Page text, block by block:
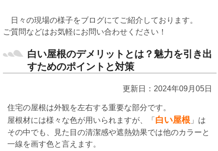
日々の現場の様子をブログにてご紹介しております。
ご質問などはお気軽にお問い合わせください！
白い屋根のデメリットとは？魅力を引き出
すためのポイントと対策
更新日：2024年09月05日
住宅の屋根は外観を左右する重要な部分です。
屋根材には様々な色が用いられますが、「 白い屋根」は
その中でも、見た目の清潔感や遮熱効果では他のカラーと
一線を画す色と言えます。